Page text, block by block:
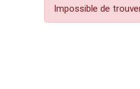
Impossible de